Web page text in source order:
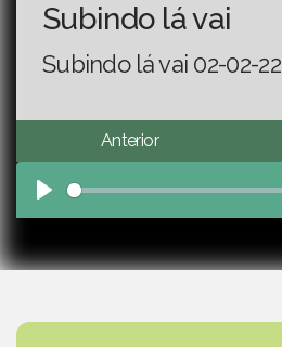
Subindo lá vai
Subindo lá vai 02-02-22
Anterior
Play